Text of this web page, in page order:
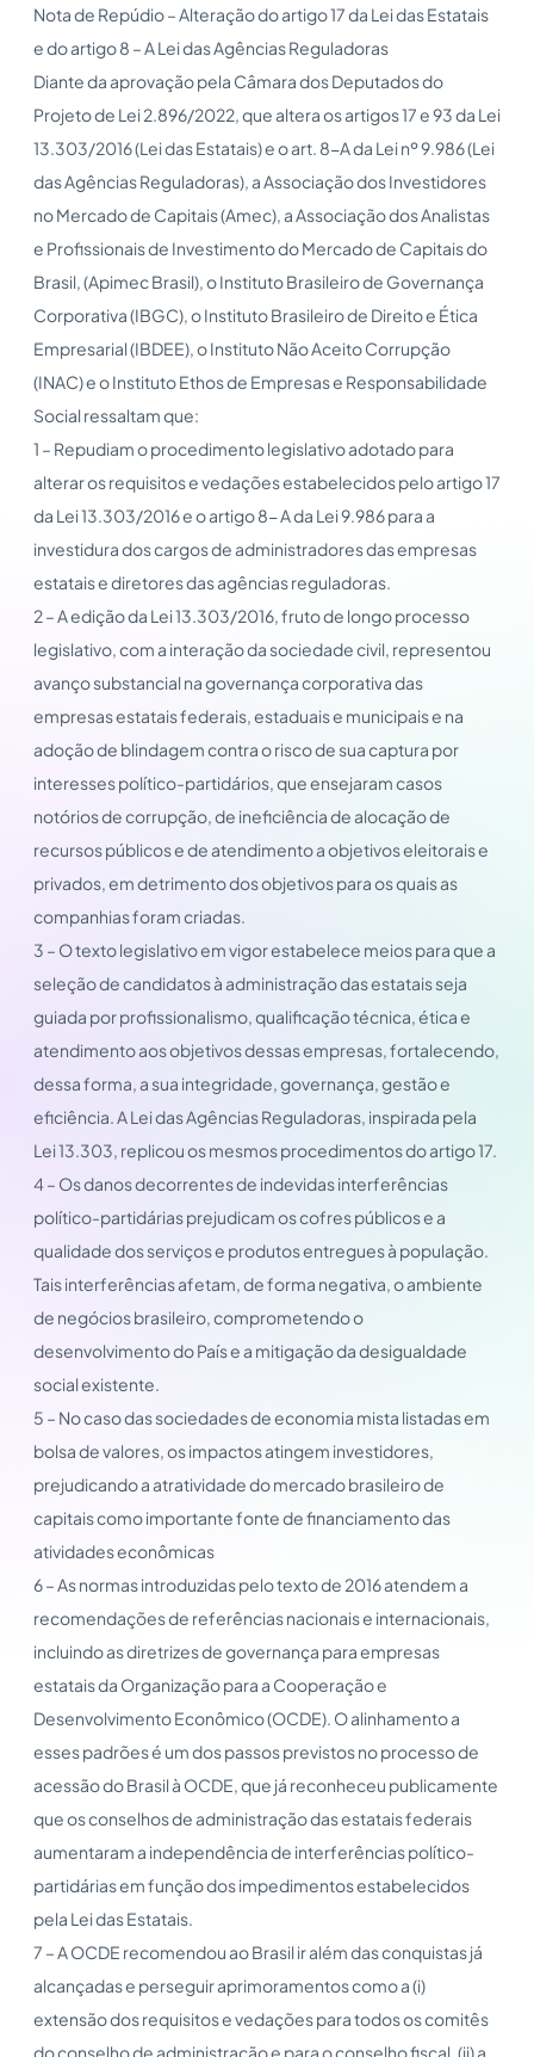
Nota de Repúdio – Alteração do artigo 17 da Lei das Estatais
e do artigo 8 – A Lei das Agências Reguladoras
Diante da aprovação pela Câmara dos Deputados do
Projeto de Lei 2.896/2022, que altera os artigos 17 e 93 da Lei
13.303/2016 (Lei das Estatais) e o art. 8-A da Lei nº 9.986 (Lei
das Agências Reguladoras), a Associação dos Investidores
no Mercado de Capitais (Amec), a Associação dos Analistas
e Profissionais de Investimento do Mercado de Capitais do
Brasil, (Apimec Brasil), o Instituto Brasileiro de Governança
Corporativa (IBGC), o Instituto Brasileiro de Direito e Ética
Empresarial (IBDEE), o Instituto Não Aceito Corrupção
(INAC) e o Instituto Ethos de Empresas e Responsabilidade
Social ressaltam que:
1 – Repudiam o procedimento legislativo adotado para
alterar os requisitos e vedações estabelecidos pelo artigo 17
da Lei 13.303/2016 e o artigo 8- A da Lei 9.986 para a
investidura dos cargos de administradores das empresas
estatais e diretores das agências reguladoras.
2 – A edição da Lei 13.303/2016, fruto de longo processo
legislativo, com a interação da sociedade civil, representou
avanço substancial na governança corporativa das
empresas estatais federais, estaduais e municipais e na
adoção de blindagem contra o risco de sua captura por
interesses político-partidários, que ensejaram casos
notórios de corrupção, de ineficiência de alocação de
recursos públicos e de atendimento a objetivos eleitorais e
privados, em detrimento dos objetivos para os quais as
companhias foram criadas.
3 – O texto legislativo em vigor estabelece meios para que a
seleção de candidatos à administração das estatais seja
guiada por profissionalismo, qualificação técnica, ética e
atendimento aos objetivos dessas empresas, fortalecendo,
dessa forma, a sua integridade, governança, gestão e
eficiência. A Lei das Agências Reguladoras, inspirada pela
Lei 13.303, replicou os mesmos procedimentos do artigo 17.
4 – Os danos decorrentes de indevidas interferências
político-partidárias prejudicam os cofres públicos e a
qualidade dos serviços e produtos entregues à população.
Tais interferências afetam, de forma negativa, o ambiente
de negócios brasileiro, comprometendo o
desenvolvimento do País e a mitigação da desigualdade
social existente.
5 – No caso das sociedades de economia mista listadas em
bolsa de valores, os impactos atingem investidores,
prejudicando a atratividade do mercado brasileiro de
capitais como importante fonte de financiamento das
atividades econômicas
6 – As normas introduzidas pelo texto de 2016 atendem a
recomendações de referências nacionais e internacionais,
incluindo as diretrizes de governança para empresas
estatais da Organização para a Cooperação e
Desenvolvimento Econômico (OCDE). O alinhamento a
esses padrões é um dos passos previstos no processo de
acessão do Brasil à OCDE, que já reconheceu publicamente
que os conselhos de administração das estatais federais
aumentaram a independência de interferências político-
partidárias em função dos impedimentos estabelecidos
pela Lei das Estatais.
7 – A OCDE recomendou ao Brasil ir além das conquistas já
alcançadas e perseguir aprimoramentos como a (i)
extensão dos requisitos e vedações para todos os comitês
do conselho de administração e para o conselho fiscal, (ii) a